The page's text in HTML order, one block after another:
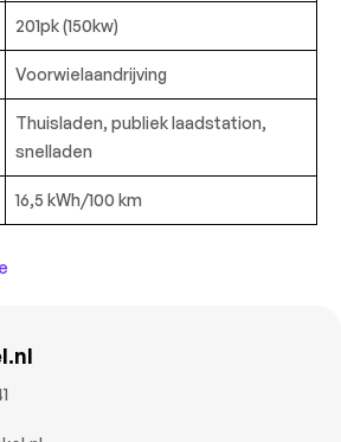
201pk (150kw)
Voorwielaandrijving
Thuisladen, publiek laadstation,
snelladen
16,5 kWh/100 km